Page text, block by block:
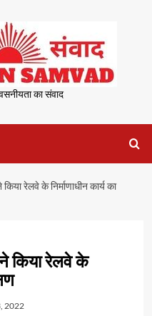
का संवाद
रेलवे के निर्माणाधीन कार्य का
किया रेलवे के
2022